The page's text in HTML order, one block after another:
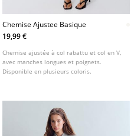
Chemise Ajustee Basique
19,99 €
Chemise ajustée à col rabattu et col en V,
avec manches longues et poignets.
Disponible en plusieurs coloris.